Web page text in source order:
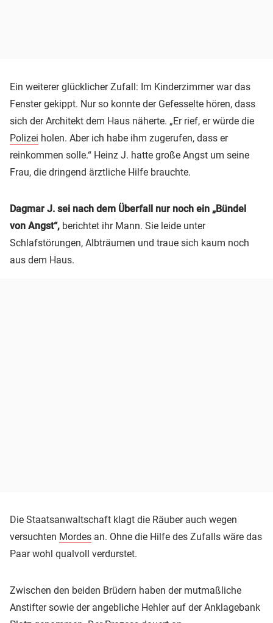
Ein weiterer glücklicher Zufall: Im Kinderzimmer war das
Fenster gekippt. Nur so konnte der Gefesselte hören, dass
sich der Architekt dem Haus näherte. „Er rief, er würde die
Polizei holen. Aber ich habe ihm zugerufen, dass er
reinkommen solle.“ Heinz J. hatte große Angst um seine
Frau, die dringend ärztliche Hilfe brauchte.
Dagmar J. sei nach dem Überfall nur noch ein „Bündel
von Angst“, berichtet ihr Mann. Sie leide unter
Schlafstörungen, Albträumen und traue sich kaum noch
aus dem Haus.
Die Staatsanwaltschaft klagt die Räuber auch wegen
versuchten Mordes an. Ohne die Hilfe des Zufalls wäre das
Paar wohl qualvoll verdurstet.
Zwischen den beiden Brüdern haben der mutmaßliche
Anstifter sowie der angebliche Hehler auf der Anklagebank